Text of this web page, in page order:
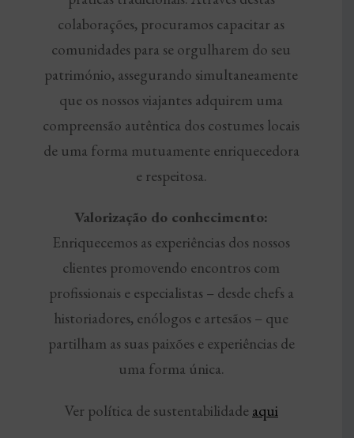
colaborações, procuramos capacitar as
comunidades para se orgulharem do seu
património, assegurando simultaneamente
que os nossos viajantes adquirem uma
compreensão autêntica dos costumes locais
de uma forma mutuamente enriquecedora
e respeitosa.
Valorização do conhecimento:
Enriquecemos as experiências dos nossos
clientes promovendo encontros com
profissionais e especialistas – desde chefs a
historiadores, enólogos e artesãos – que
partilham as suas paixões e experiências de
uma forma única.
Ver política de sustentabilidade aqui